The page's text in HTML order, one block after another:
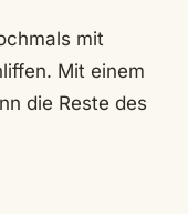
mit
Mit einem
die Reste des